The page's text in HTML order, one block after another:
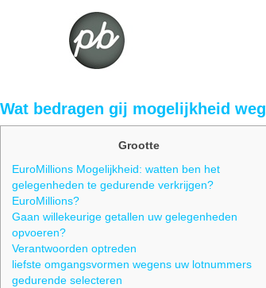
Wat bedragen gij mogelijkheid
Grootte
EuroMillions Mogelijkheid: watten ben het
gelegenheden te gedurende verkrijgen?
EuroMillions?
Gaan willekeurige getallen uw gelegenheden
opvoeren?
Verantwoorden optreden
liefste omgangsvormen wegens uw lotnummers
gedurende selecteren